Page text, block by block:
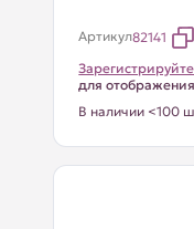
Артикул82141
для
В наличии <100